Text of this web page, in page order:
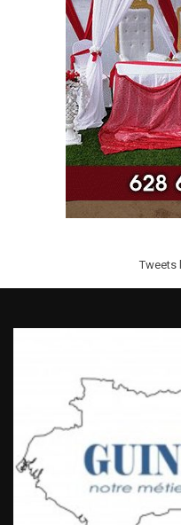
Tweets